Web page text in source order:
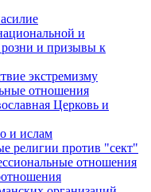
и
розни и призывы к
экстремизму
отношения
Церковь и
и ислам
религии против "сект"
отношения